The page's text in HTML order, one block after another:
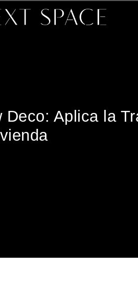
Deco: Aplica la